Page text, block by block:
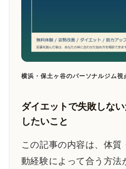
横浜・保土ヶ谷のパーソナルジム視
ダイエットで失敗しな
したいこと
この記事の内容は、体質
動経験によって合う方法